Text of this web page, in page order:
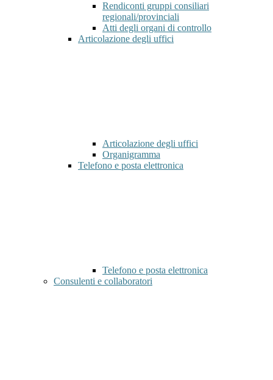
Rendiconti gruppi consiliari
regionali/provinciali
Atti degli organi di controllo
Articolazione degli uffici
Articolazione degli uffici
Organigramma
Telefono e posta elettronica
Telefono e posta elettronica
Consulenti e collaboratori